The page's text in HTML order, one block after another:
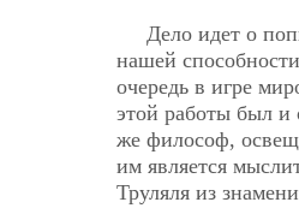
Дело идет о
нашей
очередь в игре
этой работы был и
же философ,
им является
Труляля из